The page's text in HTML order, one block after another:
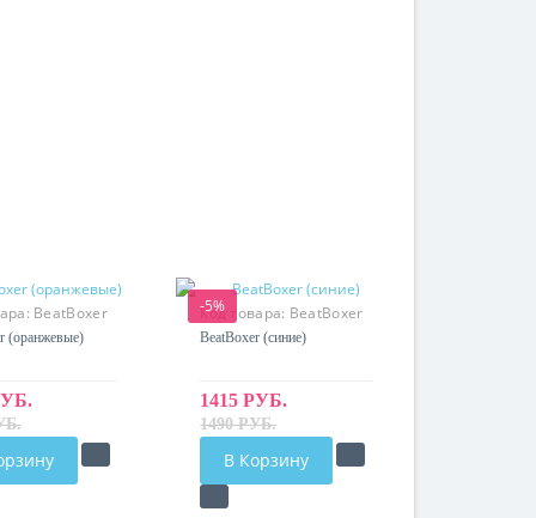
BeatBoxer
(оранжевые)
-5%
Код товара: BeatBoxer
BeatBoxer (синие)
1415 РУБ.
1490 РУБ.
В Корзину